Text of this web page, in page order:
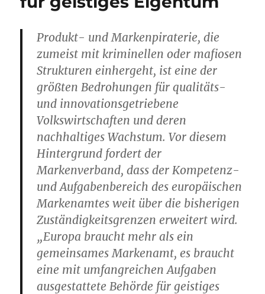
Produkt- und Markenpiraterie, die
zumeist mit kriminellen oder mafiosen
Strukturen einhergeht, ist eine der
größten Bedrohungen für qualitäts-
und innovationsgetriebene
Volkswirtschaften und deren
nachhaltiges Wachstum. Vor diesem
Hintergrund fordert der
Markenverband, dass der Kompetenz-
und Aufgabenbereich des europäischen
Markenamtes weit über die bisherigen
Zuständigkeitsgrenzen erweitert wird.
„Europa braucht mehr als ein
gemeinsames Markenamt, es braucht
eine mit umfangreichen Aufgaben
ausgestattete Behörde für geistiges